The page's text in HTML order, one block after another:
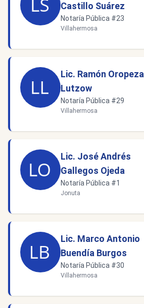
Castillo Suárez
Notaría Pública #23
Villahermosa
Lic. Ramón Oropeza
Lutzow
Notaría Pública #29
Villahermosa
Lic. José Andrés
Gallegos Ojeda
Notaría Pública #1
Jonuta
Lic. Marco Antonio
Buendía Burgos
Notaría Pública #30
Villahermosa